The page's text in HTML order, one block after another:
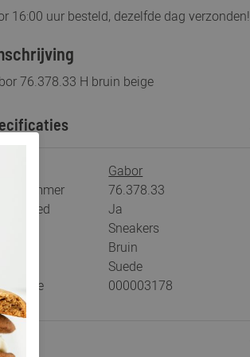
16:00 uur besteld, dezelfde dag verzonden!
76.378.33 H bruin beige
Gabor
76.378.33
voetbed
Ja
Sneakers
Bruin
Suede
000003178